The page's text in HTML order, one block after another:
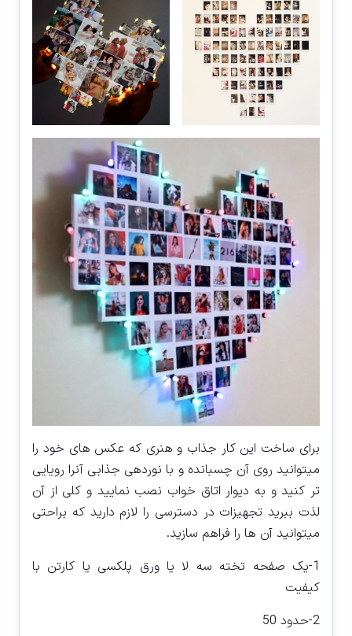
برای ساخت این کار جذاب و هنری که عکس های خود را
میتوانید روی آن چسبانده و با نوردهی جذابی آنرا رویایی
تر کنید و به دیوار اتاق خواب نصب نمایید و کلی از آن
لذت ببرید تجهیزات در دسترسی را لازم دارید که براحتی
میتوانید آن ها را فراهم سازید.
1-یک صفحه تخته سه لا یا ورق پلکسی یا کارتن با
کیفیت
2-حدود 50